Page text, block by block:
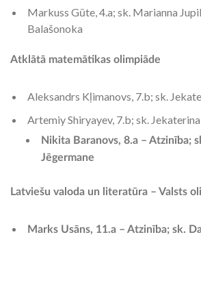
Markuss Gūte, 4.a; sk. Marianna
Balašonoka
Atklātā matemātikas olimpiāde
Aleksandrs Kļimanovs, 7.b; sk.
Artemiy Shiryayev, 7.b; sk.
Nikita Baranovs, 8.a – Atzinība;
Jēgermane
Latviešu valoda un literatūra – Valsts
Marks Usāns, 11.a – Atzinība; sk.